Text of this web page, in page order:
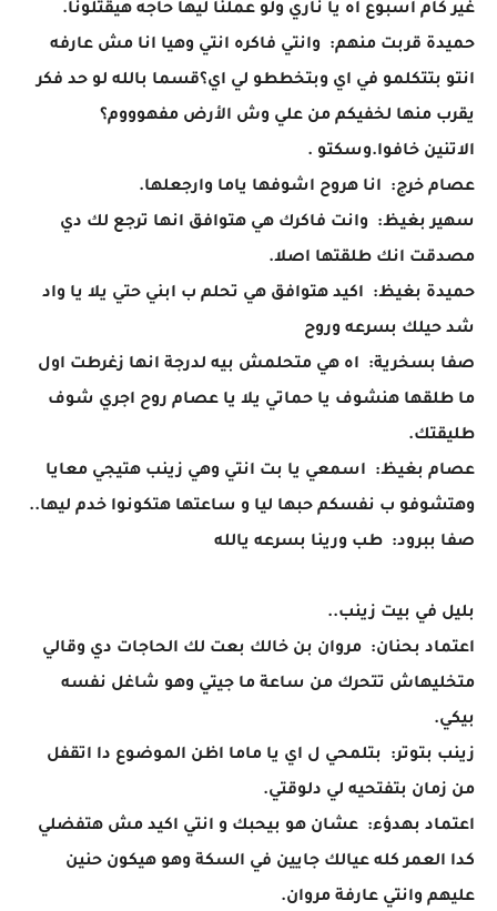
غير كام اسبوع اه يا ناري ولو عملنا ليها حاجه هيقتلونا.
حميدة قربت منهم: وانتي فاكره انتي وهيا انا مش عارفه
انتو بتتكلمو في اي وبتخططو لي اي؟قسما بالله لو حد فكر
يقرب منها لخفيكم من علي وش الأرض مفهوووم؟
الاتنين خافوا.وسكتو .
عصام خرج: انا هروح اشوفها ياما وارجعلها.
سهير بغيظ: وانت فاكرك هي هتوافق انها ترجع لك دي
مصدقت انك طلقتها اصلا.
حميدة بغيظ: اكيد هتوافق هي تحلم ب ابني حتي يلا يا واد
شد حيلك بسرعه وروح
صفا بسخرية: اه هي متحلمش بيه لدرجة انها زغرطت اول
ما طلقها هنشوف يا حماتي يلا يا عصام روح اجري شوف
طليقتك.
عصام بغيظ: اسمعي يا بت انتي وهي زينب هتيجي معايا
وهتشوفو ب نفسكم حبها ليا و ساعتها هتكونوا خدم ليها..
صفا ببرود: طب ورينا بسرعه يالله
بليل في بيت زينب..
اعتماد بحنان: مروان بن خالك بعت لك الحاجات دي وقالي
متخليهاش تتحرك من ساعة ما جيتي وهو شاغل نفسه
بيكي.
زينب بتوتر: بتلمحي ل اي يا ماما اظن الموضوع دا اتقفل
من زمان بتفتحيه لي دلوقتي.
اعتماد بهدؤء: عشان هو بيحبك و انتي اكيد مش هتفضلي
كدا العمر كله عيالك جايين في السكة وهو هيكون حنين
عليهم وانتي عارفة مروان.